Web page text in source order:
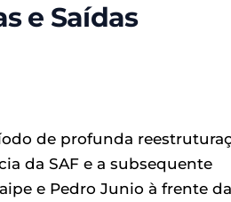
e Saídas
de profunda
da SAF e a subsequente
e Pedro Junio à frente da